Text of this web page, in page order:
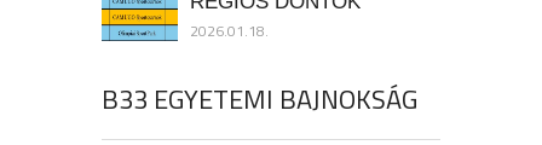
2026.01.18.
B33 EGYETEMI BAJNOKSÁG